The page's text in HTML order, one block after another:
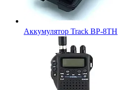
Аккумулятор Track BP-8TH